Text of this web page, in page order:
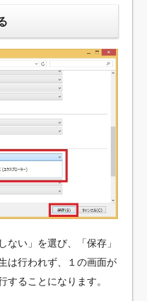
ない」を選び、「保存」
は行われず、１の画面が
することになります。